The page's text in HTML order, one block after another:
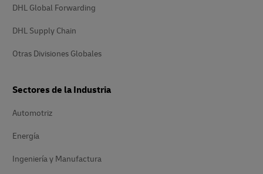
DHL Global Forwarding
DHL Supply Chain
Otras Divisiones Globales
Sectores de la Industria
Automotriz
Energía
Ingeniería y Manufactura